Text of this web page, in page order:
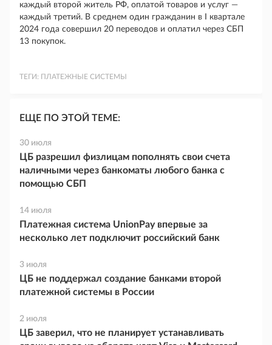
каждый второй житель РФ, оплатой товаров и услуг —
каждый третий. В среднем один гражданин в I квартале
2024 года совершил 20 переводов и оплатил через СБП
13 покупок.
ТЕГИ: ПЛАТЕЖНЫЕ СИСТЕМЫ
ЕЩЕ ПО ЭТОЙ ТЕМЕ:
30 июля
ЦБ разрешил физлицам пополнять свои счета
наличными через банкоматы любого банка с
помощью СБП
14 июля
Платежная система UnionPay впервые за
несколько лет подключит российский банк
3 июля
ЦБ не поддержал создание банками второй
платежной системы в России
2 июля
ЦБ заверил, что не планирует устанавливать